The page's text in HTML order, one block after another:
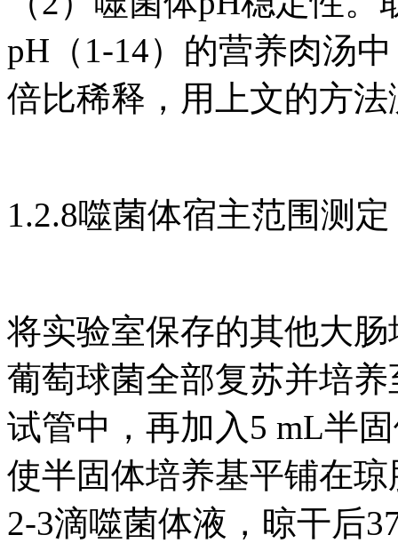
pH（1-14）的营养肉汤
倍比稀释，用上文的方
1.2.8噬菌体宿主范围测定
将实验室保存的其他大
葡萄球菌全部复苏并培
试管中，再加入5 mL半
使半固体培养基平铺在
2-3滴噬菌体液，晾干后